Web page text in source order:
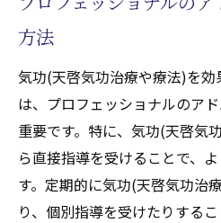
方法
気功(天啓気功治療や療法)を
は、プロフェッショナルのア
重要です。特に、気功(天啓気
ら直接指導を受けることで、
す。定期的に気功(天啓気功治
り、個別指導を受けたりする